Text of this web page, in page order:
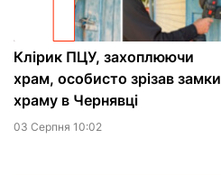
Клірик ПЦУ, захоплюючи
храм, особисто зрізав замки
храму в Чернявці
03 Серпня 10:02